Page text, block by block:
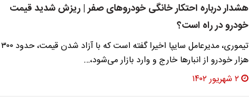
هشدار درباره احتکار خانگی خودروهای صفر | ریزش شدید قیمت
خودرو در راه است؟
تیموری، مدیرعامل سایپا اخیرا گفته است که با آزاد شدن قیمت، حدود ۳۰۰
هزار خودرو از انبارها خارج و وارد بازار می‌شود،…
۲ شهریور ۱۴۰۲